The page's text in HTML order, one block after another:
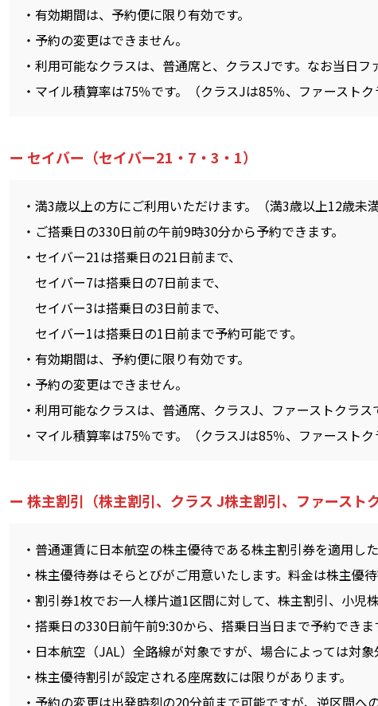
有効期間は、予約便に限り有効です。
予約の変更はできません。
利用可能なクラスは、普通席と、クラスJです。なお当日
マイル積算率は75％です。（クラスJは85％、ファーストク
セイバー（セイバー21・7・3・1）
満3歳以上の方にご利用いただけます。（満3歳以上12歳未
ご搭乗日の330日前の午前9時30分から予約できます。
セイバー21は搭乗日の21日前まで、
セイバー7は搭乗日の7日前まで、
セイバー3は搭乗日の3日前まで、
セイバー1は搭乗日の1日前まで予約可能です。
有効期間は、予約便に限り有効です。
予約の変更はできません。
利用可能なクラスは、普通席、クラスJ、ファーストクラ
マイル積算率は75％です。（クラスJは85％、ファーストク
株主割引（株主割引、クラス J株主割引、ファースト
普通運賃に日本航空の株主優待である株主割引券を適用し
株主優待券はそらとびがご用意いたします。料金は株主優
割引券1枚でお一人様片道1区間に対して、株主割引、小児
搭乗日の330日前午前9:30から、搭乗日当日まで予約できま
日本航空（JAL）全路線が対象ですが、場合によっては対
株主優待割引が設定される座席数には限りがあります。
予約の変更は出発時刻の20分前まで可能ですが、逆区間